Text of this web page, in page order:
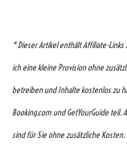
* Dieser Artikel enthält Affiliate-
ich eine kleine Provision ohne
betreiben und Inhalte kostenlos zu
Booking.com und GetYourGuide
sind für Sie ohne zusätzliche